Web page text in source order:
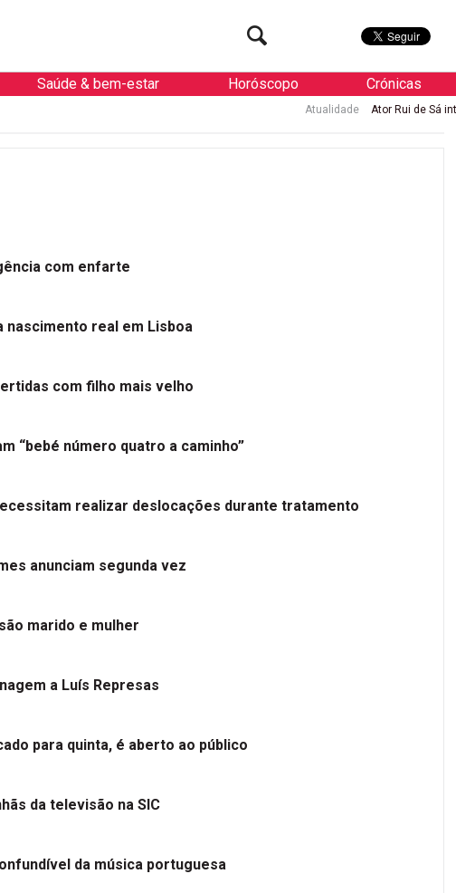
Saúde & bem-estar Horóscopo Crónicas
Atualidade Ator Rui de Sá internado
com enfarte
nascimento real em Lisboa
com filho mais velho
“bebé número quatro a caminho”
realizar deslocações durante tratamento
anunciam segunda vez
marido e mulher
a Luís Represas
para quinta, é aberto ao público
da televisão na SIC
da música portuguesa